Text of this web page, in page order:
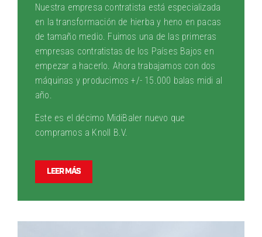
Nuestra empresa contratista está especializada
en la transformación de hierba y heno en pacas
de tamaño medio. Fuimos una de las primeras
empresas contratistas de los Países Bajos en
empezar a hacerlo. Ahora trabajamos con dos
máquinas y producimos +/- 15.000 balas midi al
año.
Este es el décimo MidiBaler nuevo que
compramos a Knoll B.V.
LEER MÁS